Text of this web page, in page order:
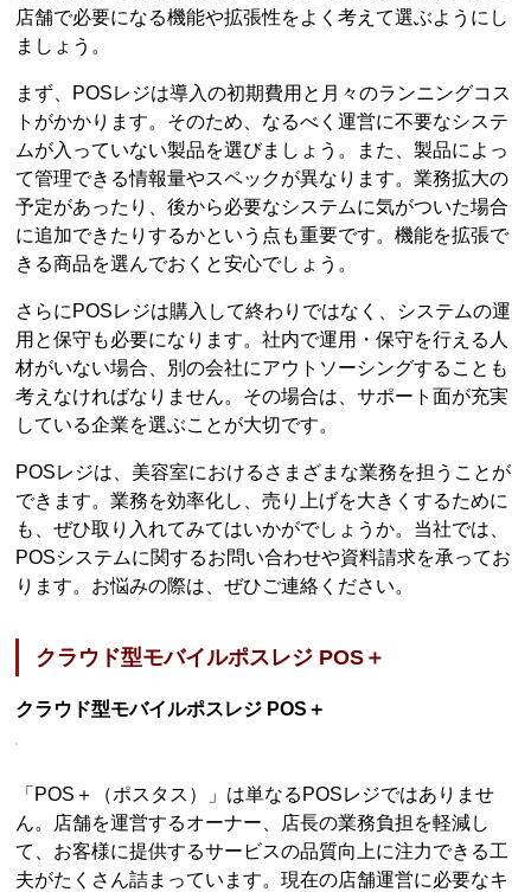
店舗で必要になる機能や拡張性をよく考えて選ぶようにし
ましょう。
まず、POSレジは導入の初期費用と月々のランニングコス
トがかかります。そのため、なるべく運営に不要なシステ
ムが入っていない製品を選びましょう。また、製品によっ
て管理できる情報量やスペックが異なります。業務拡大の
予定があったり、後から必要なシステムに気がついた場合
に追加できたりするかという点も重要です。機能を拡張で
きる商品を選んでおくと安心でしょう。
さらにPOSレジは購入して終わりではなく、システムの運
用と保守も必要になります。社内で運用・保守を行える人
材がいない場合、別の会社にアウトソーシングすることも
考えなければなりません。その場合は、サポート面が充実
している企業を選ぶことが大切です。
POSレジは、美容室におけるさまざまな業務を担うことが
できます。業務を効率化し、売り上げを大きくするために
も、ぜひ取り入れてみてはいかがでしょうか。当社では、
POSシステムに関するお問い合わせや資料請求を承ってお
ります。お悩みの際は、ぜひご連絡ください。
クラウド型モバイルポスレジ POS＋
クラウド型モバイルポスレジ POS＋
「POS＋（ポスタス）」は単なるPOSレジではありませ
ん。店舗を運営するオーナー、店長の業務負担を軽減し
て、お客様に提供するサービスの品質向上に注力できる工
夫がたくさん詰まっています。現在の店舗運営に必要なキ